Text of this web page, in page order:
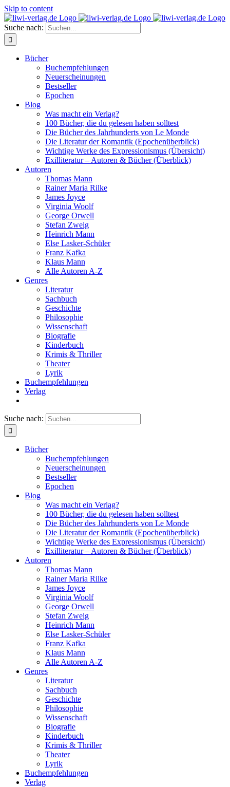
Skip to content
Suche nach:
Bücher
Buchempfehlungen
Neuerscheinungen
Bestseller
Epochen
Blog
Was macht ein Verlag?
100 Bücher, die du gelesen haben solltest
Die Bücher des Jahrhunderts von Le Monde
Die Literatur der Romantik (Epochenüberblick)
Wichtige Werke des Expressionismus (Übersicht)
Exilliteratur – Autoren & Bücher (Überblick)
Autoren
Thomas Mann
Rainer Maria Rilke
James Joyce
Virginia Woolf
George Orwell
Stefan Zweig
Heinrich Mann
Else Lasker-Schüler
Franz Kafka
Klaus Mann
Alle Autoren A-Z
Genres
Literatur
Sachbuch
Geschichte
Philosophie
Wissenschaft
Biografie
Kinderbuch
Krimis & Thriller
Theater
Lyrik
Buchempfehlungen
Verlag
Suche nach:
Bücher
Buchempfehlungen
Neuerscheinungen
Bestseller
Epochen
Blog
Was macht ein Verlag?
100 Bücher, die du gelesen haben solltest
Die Bücher des Jahrhunderts von Le Monde
Die Literatur der Romantik (Epochenüberblick)
Wichtige Werke des Expressionismus (Übersicht)
Exilliteratur – Autoren & Bücher (Überblick)
Autoren
Thomas Mann
Rainer Maria Rilke
James Joyce
Virginia Woolf
George Orwell
Stefan Zweig
Heinrich Mann
Else Lasker-Schüler
Franz Kafka
Klaus Mann
Alle Autoren A-Z
Genres
Literatur
Sachbuch
Geschichte
Philosophie
Wissenschaft
Biografie
Kinderbuch
Krimis & Thriller
Theater
Lyrik
Buchempfehlungen
Verlag